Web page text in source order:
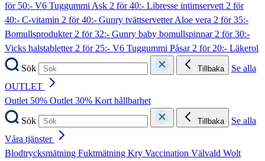
för 50:- V6 Tuggummi Ask 2 för 40:- Libresse intimservett2 för
40:- C-vitamin 2 för 40:- Gunry tvättservetter Aloe vera 2 för 35:-
Bomullsprodukter2 för 32:- Gunry baby bomullspinnar2 för 30:-
Vicks halstabletter2 för 25:- V6 Tuggummi Påsar2 för 20:- Läkerol
Sök
Tillbaka
Se alla
OUTLET
Outlet 50% Outlet 30% Kort hållbarhet
Sök
Tillbaka
Se alla
Våra tjänster
Blodtrycksmätning Fuktmätning Kry Vaccination Välvald Wolt